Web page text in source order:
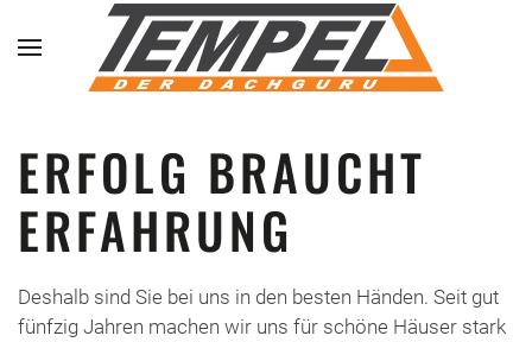
Skip to main content
ERFOLG BRAUCHT
ERFAHRUNG
Deshalb sind Sie bei uns in den besten Händen. Seit gut
fünfzig Jahren machen wir uns für schöne Häuser stark